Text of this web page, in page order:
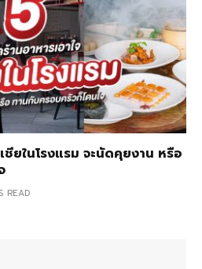
ยในโรงแรม จะนัดคุยงาน หรือ
READ